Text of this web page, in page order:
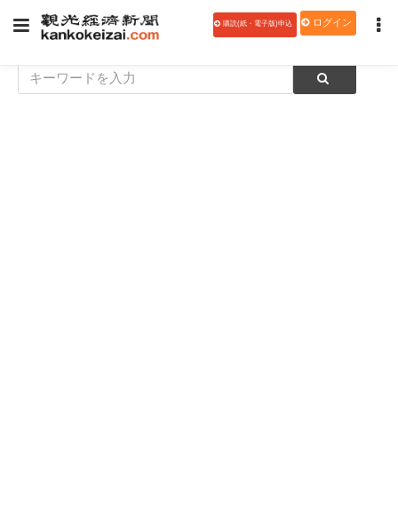
購読(紙・電子版)申込 ログイン